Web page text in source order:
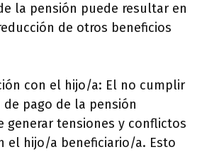
la pensión puede resultar en
de otros beneficios
con el hijo/a: El no cumplir
pago de la pensión
generar tensiones y conflictos
el hijo/a beneficiario/a. Esto